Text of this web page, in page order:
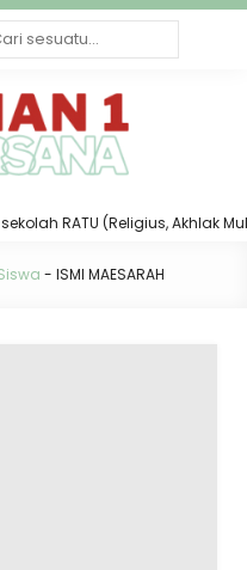
RATU (Religius, Akhlak
- ISMI MAESARAH